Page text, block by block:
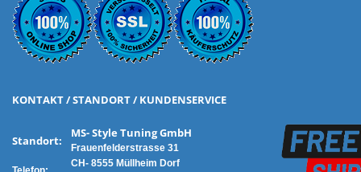
KONTAKT / STANDORT / KUNDENSERVICE
Standort:
MS- Style Tuning GmbH
Frauenfelderstrasse 31
CH- 8555 Müllheim Dorf